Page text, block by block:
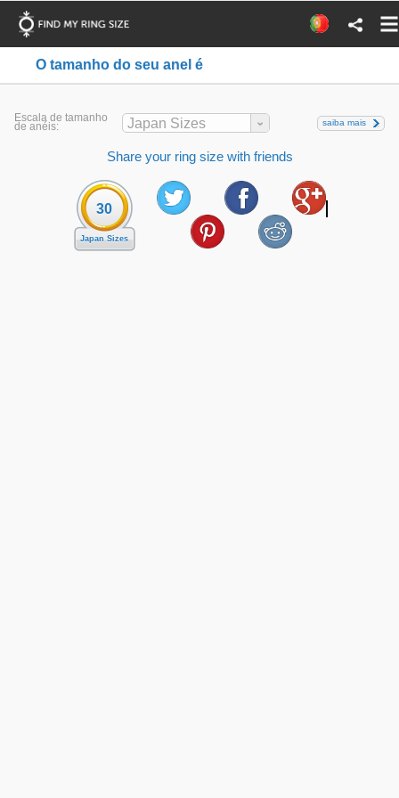
O tamanho do seu anel é
Escala de tamanho
de anéis: Japan Sizes saiba mais
Share your ring size with friends
30
Japan Sizes